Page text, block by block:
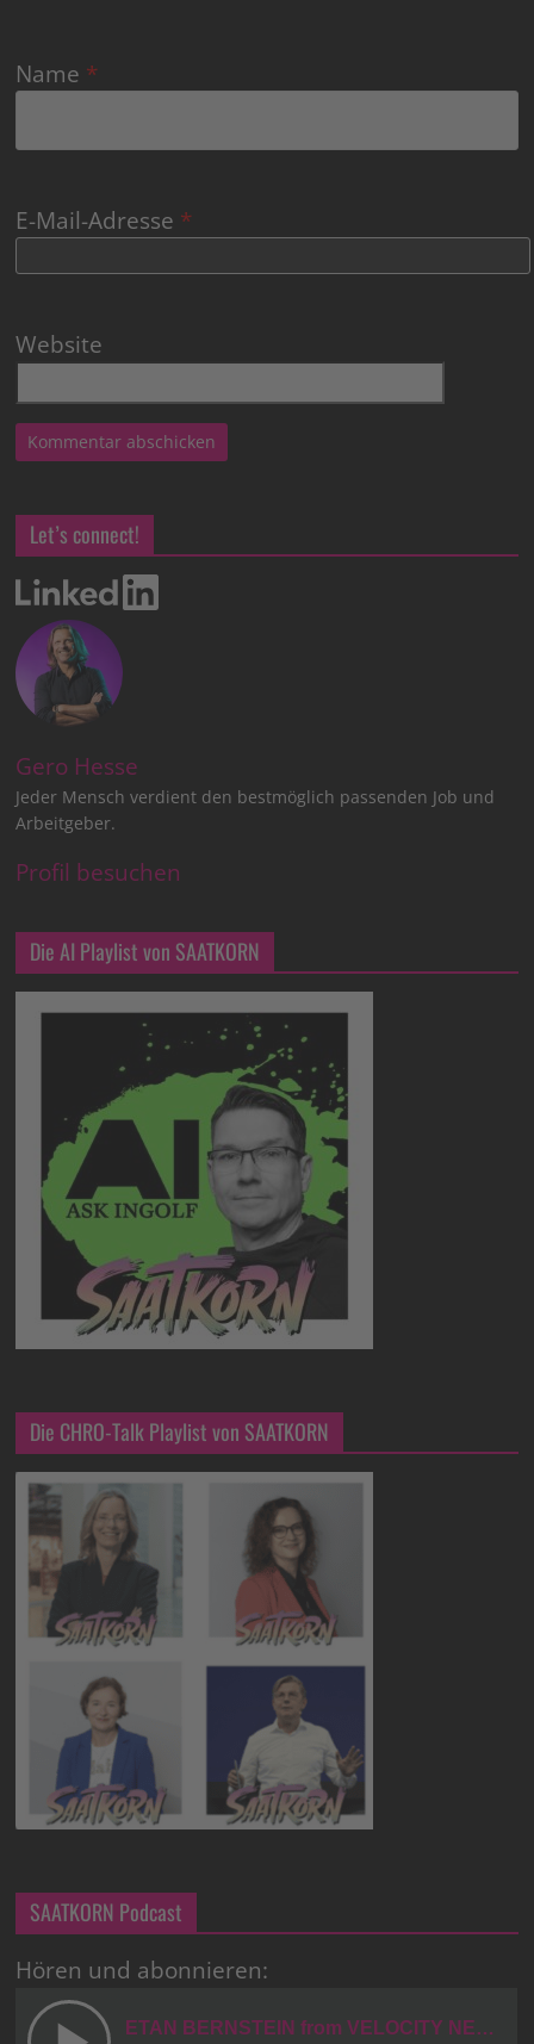
Name *
E-Mail-Adresse *
Website
Let’s connect!
Gero Hesse
Jeder Mensch verdient den bestmöglich passenden Job und
Arbeitgeber.
Profil besuchen
Die AI Playlist von SAATKORN
Die CHRO-Talk Playlist von SAATKORN
SAATKORN Podcast
Hören und abonnieren: